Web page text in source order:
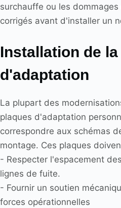
surchauffe ou les
corrigés avant d'installer un
Installation de
d'adaptation
La plupart des
plaques d'adaptation
correspondre aux schémas
montage. Ces plaques
- Respecter l'espacement
lignes de fuite.
- Fournir un soutien
forces opérationnelles